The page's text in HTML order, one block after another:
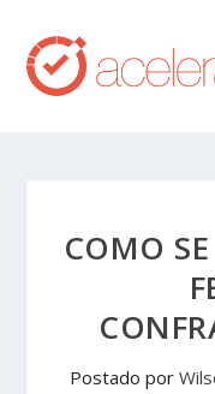
COMO
Postado por